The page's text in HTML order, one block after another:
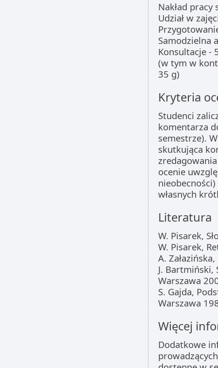
Nakład pracy
Udział w
Samodzielna
Konsultacje -
(w tym w
35 g)
Kryteria
Studenci
komentarza
semestrze).
skutkująca
ocenie
własnych
Literatura
W. Pisarek,
W. Pisarek,
A.
J. Bartmiński,
Warszawa
S. Gajda,
Warszawa
Więcej
Dodatkowe